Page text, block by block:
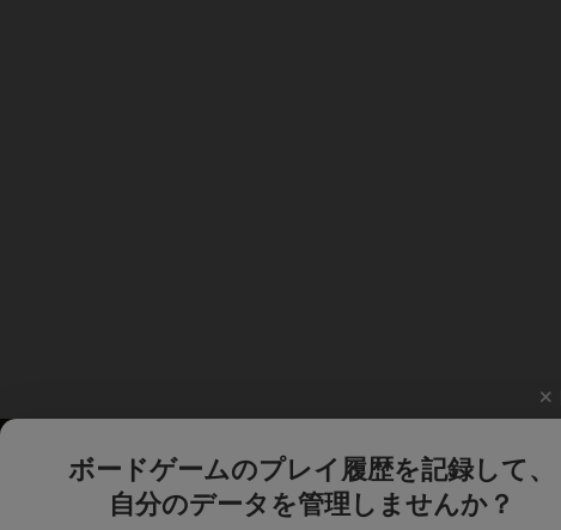
ボードゲームのプレイ履歴を記録して、
自分のデータを管理しませんか？